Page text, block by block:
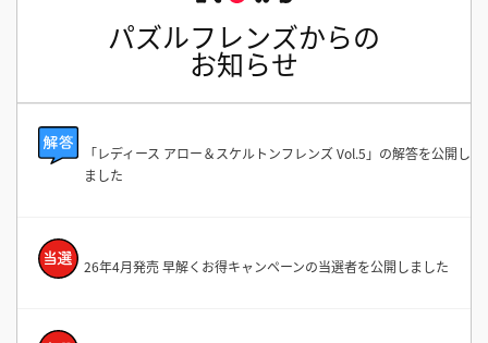
パズルフレンズからの
お知らせ
「レディース アロー＆スケルトンフレンズ Vol.5」の解答を公開し
ました
26年4月発売 早解くお得キャンペーンの当選者を公開しました